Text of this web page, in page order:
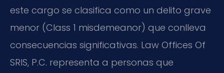
este cargo se clasifica como un delito grave
menor (Class 1 misdemeanor) que conlleva
consecuencias significativas. Law Offices Of
SRIS, P.C. representa a personas que